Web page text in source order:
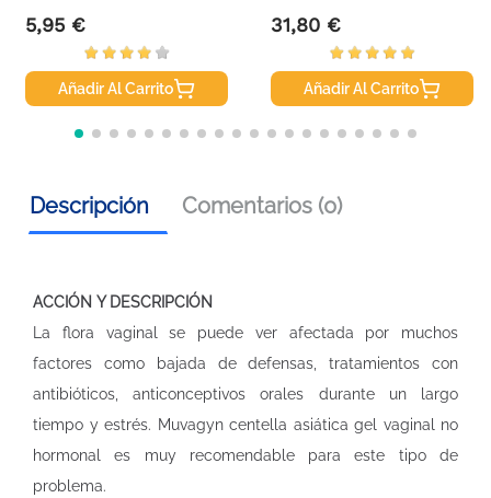
Precio
5,95 €
Añadir Al Carrito
Precio
31,80 €
Añadir Al Carrito
Descripción Comentarios (0)
ACCIÓN Y DESCRIPCIÓN
La flora vaginal se puede ver afectada por muchos
factores como bajada de defensas, tratamientos con
antibióticos, anticonceptivos orales durante un largo
tiempo y estrés. Muvagyn centella asiática gel vaginal no
hormonal es muy recomendable para este tipo de
problema.